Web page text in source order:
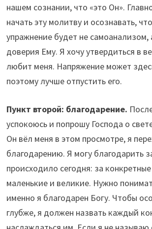
нашем сознании, что «это Он».
начать эту молитву и осознавать,
упражнение будет не самоанализом,
доверия Ему. Я хочу утвердиться в
любит меня. Напряжение может
поэтому лучше отпустить его.
Пункт второй: благодарение.
успокоюсь и попрошу Господа о
Он вёл меня в этом просмотре, я
благодарению. Я могу благодарить
происходило сегодня: за
маленькие и великие. Нужно
именно я благодарен Богу. Чтобы
глубже, я должен назвать каждый